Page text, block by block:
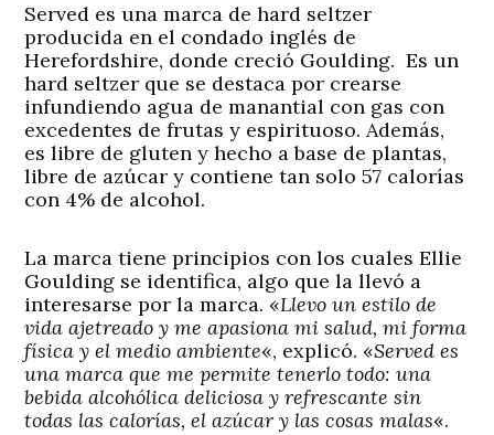
Served es una marca de hard seltzer
producida en el condado inglés de
Herefordshire, donde creció Goulding. Es un
hard seltzer que se destaca por crearse
infundiendo agua de manantial con gas con
excedentes de frutas y espirituoso. Además,
es libre de gluten y hecho a base de plantas,
libre de azúcar y contiene tan solo 57 calorías
con 4% de alcohol.
La marca tiene principios con los cuales Ellie
Goulding se identifica, algo que la llevó a
interesarse por la marca. «Llevo un estilo de
vida ajetreado y me apasiona mi salud, mi forma
física y el medio ambiente«, explicó. «Served es
una marca que me permite tenerlo todo: una
bebida alcohólica deliciosa y refrescante sin
todas las calorías, el azúcar y las cosas malas«.